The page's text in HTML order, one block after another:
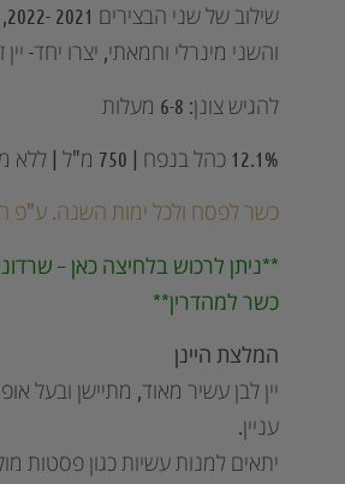
והשני מינרלי וחמאתי, יצרו יחד-
להגיש צונן: 6-8 מעלות
12.1% כהל בנפח | 750 מ"ל | ללא מוצרים מהחי.
כשר לפסח ולכל ימות השנה. ע"פ
כשר למהדרין**
המלצת היינן
יין לבן עשיר מאוד, מתיישן ובעל
עניין.
יתאים למנות עשיות כגון פסטות